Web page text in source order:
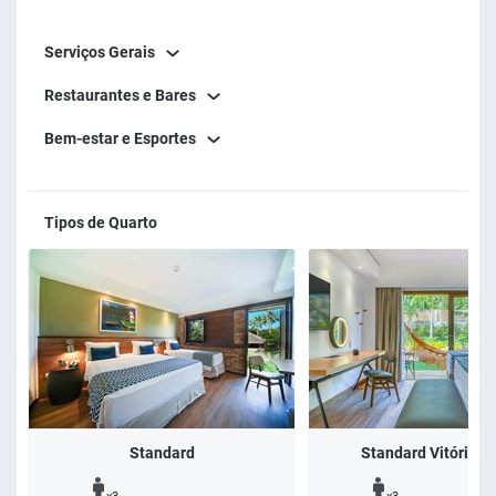
Serviços Gerais
Restaurantes e Bares
Bem-estar e Esportes
Tipos de Quarto
Standard Standard Vitória-